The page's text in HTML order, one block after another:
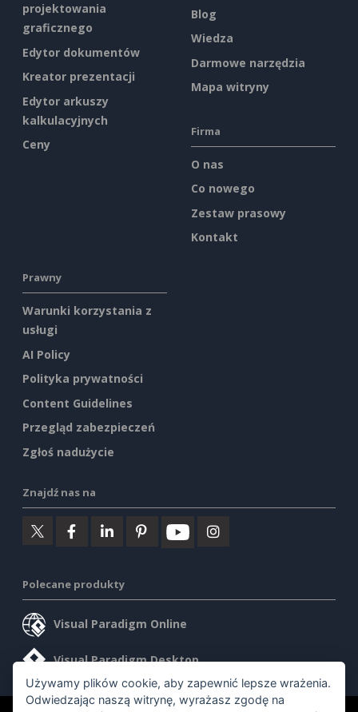
projektowania
graficznego
Edytor dokumentów
Kreator prezentacji
Edytor arkuszy
kalkulacyjnych
Ceny
Blog
Wiedza
Darmowe narzędzia
Mapa witryny
Firma
O nas
Co nowego
Zestaw prasowy
Kontakt
Prawny
Warunki korzystania z
usługi
AI Policy
Polityka prywatności
Content Guidelines
Przegląd zabezpieczeń
Zgłoś nadużycie
Znajdź nas na
Polecane produkty
Visual Paradigm Online
Visual Paradigm Desktop
Używamy plików cookie, aby zapewnić lepsze wrażenia.
Odwiedzając naszą witrynę, wyrażasz zgodę na